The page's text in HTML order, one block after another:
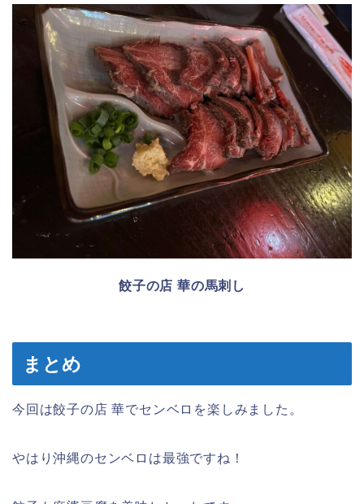
餃子の店 華の馬刺し
まとめ
今回は餃子の店 華でセンベロを楽しみました。
やはり沖縄のセンベロは最強ですね！